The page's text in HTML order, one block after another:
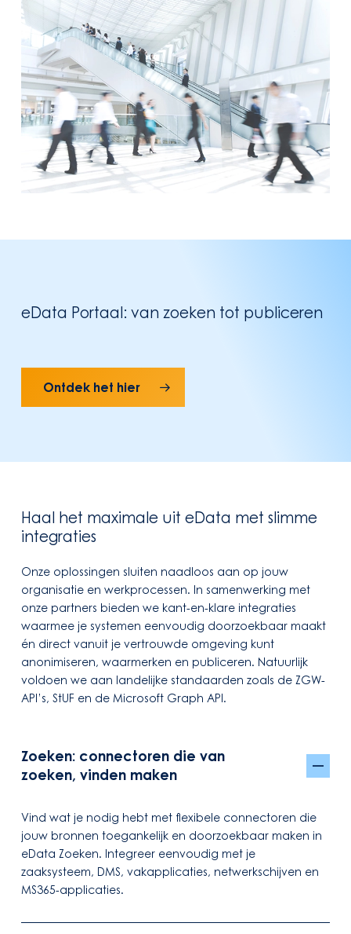
eData Portaal: van zoeken tot publiceren
Ontdek het hier
Haal het maximale uit eData met slimme
integraties
Onze oplossingen sluiten naadloos aan op jouw
organisatie en werkprocessen. In samenwerking met
onze partners bieden we kant-en-klare integraties
waarmee je systemen eenvoudig doorzoekbaar maakt
én direct vanuit je vertrouwde omgeving kunt
anonimiseren, waarmerken en publiceren. Natuurlijk
voldoen we aan landelijke standaarden zoals de ZGW-
API’s, StUF en de Microsoft Graph API.
Zoeken: connectoren die van
zoeken, vinden maken
Vind wat je nodig hebt met flexibele connectoren die
jouw bronnen toegankelijk en doorzoekbaar maken in
eData Zoeken. Integreer eenvoudig met je
zaaksysteem, DMS, vakapplicaties, netwerkschijven en
MS365-applicaties.